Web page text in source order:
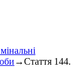
→Стаття 144.